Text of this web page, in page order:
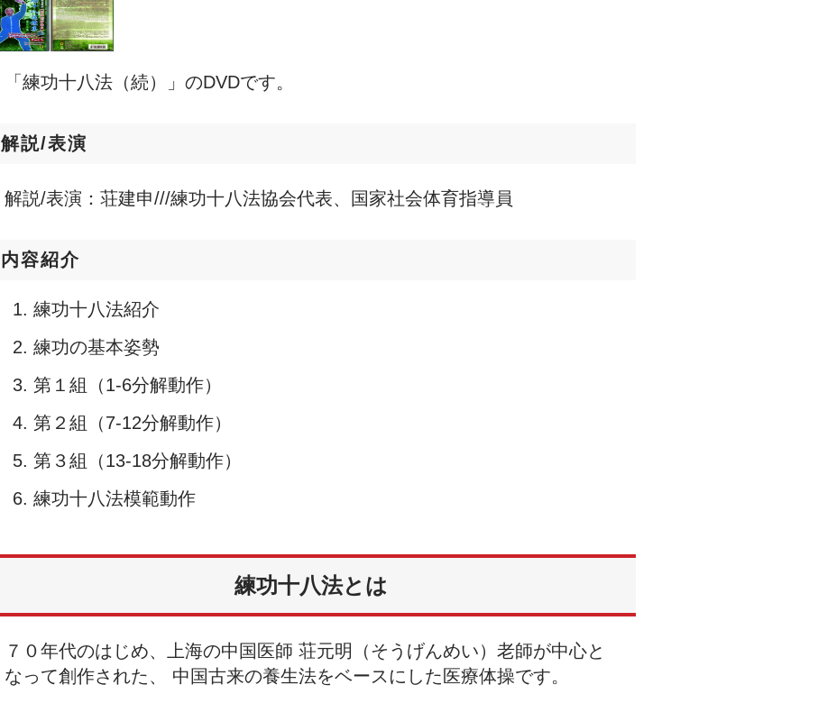
「練功十八法（続）」のDVDです。
解説/表演
解説/表演：荘建申///練功十八法協会代表、国家社会体育指導員
内容紹介
練功十八法紹介
練功の基本姿勢
第１組（1-6分解動作）
第２組（7-12分解動作）
第３組（13-18分解動作）
練功十八法模範動作
練功十八法とは
７０年代のはじめ、上海の中国医師 荘元明（そうげんめい）老師が中心と
なって創作された、 中国古来の養生法をベースにした医療体操です。